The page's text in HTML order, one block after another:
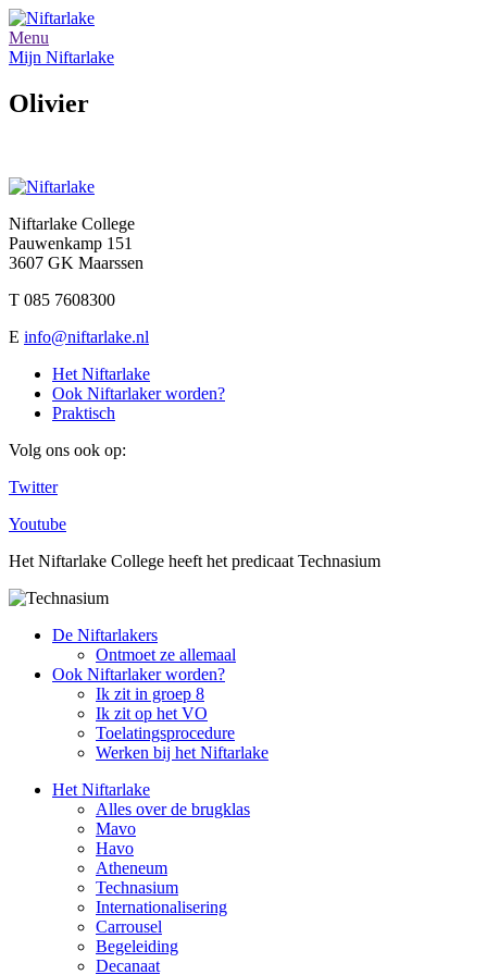
Menu
Mijn Niftarlake
Olivier
Niftarlake College
Pauwenkamp 151
3607 GK Maarssen
T 085 7608300
E info@niftarlake.nl
Het Niftarlake
Ook Niftarlaker worden?
Praktisch
Volg ons ook op:
Twitter
Youtube
Het Niftarlake College heeft het predicaat Technasium
De Niftarlakers
Ontmoet ze allemaal
Ook Niftarlaker worden?
Ik zit in groep 8
Ik zit op het VO
Toelatingsprocedure
Werken bij het Niftarlake
Het Niftarlake
Alles over de brugklas
Mavo
Havo
Atheneum
Technasium
Internationalisering
Carrousel
Begeleiding
Decanaat